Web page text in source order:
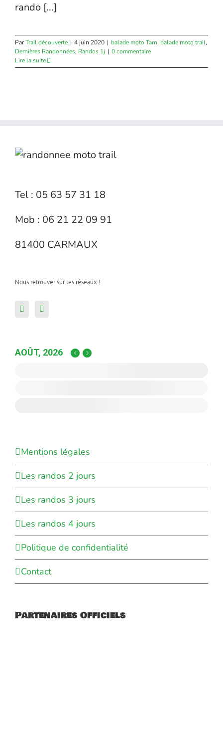
rando [...]
ParTrail découverte | 4 juin 2020 | balade moto Tarn, balade moto trail,
Dernières Randonnées, Randos 1j | 0 commentaire
Lire la suite
Tel : 05 63 57 31 18
Mob : 06 21 22 09 91
81400 CARMAUX
Nous retrouver sur les réseaux !
AOÛT, 2026
Mentions légales
Les randos 2 jours
Les randos 3 jours
Les randos 4 jours
Politique de confidentialité
Contact
Partenaires Officiels